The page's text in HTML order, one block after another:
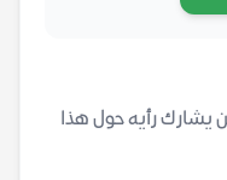
يشارك رأيه حول هذا